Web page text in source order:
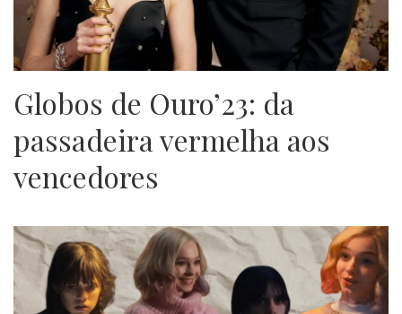
Globos de Ouro’23: da
passadeira vermelha aos
vencedores